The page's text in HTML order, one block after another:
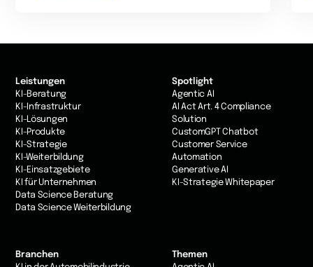
Leistungen
KI-Beratung
KI-Infrastruktur
KI-Lösungen
KI-Produkte
KI-Strategie
KI-Weiterbildung
KI-Einsatzgebiete
KI für Unternehmen
Data Science Beratung
Data Science Weiterbildung
Branchen
Themen
Spotlight
Agentic AI
AI Act Art. 4 Compliance
Solution
CustomGPT Chatbot
Customer Service
Automation
Generative AI
KI-Strategie Whitepaper